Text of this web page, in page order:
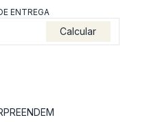
ENTREGA
Calcular